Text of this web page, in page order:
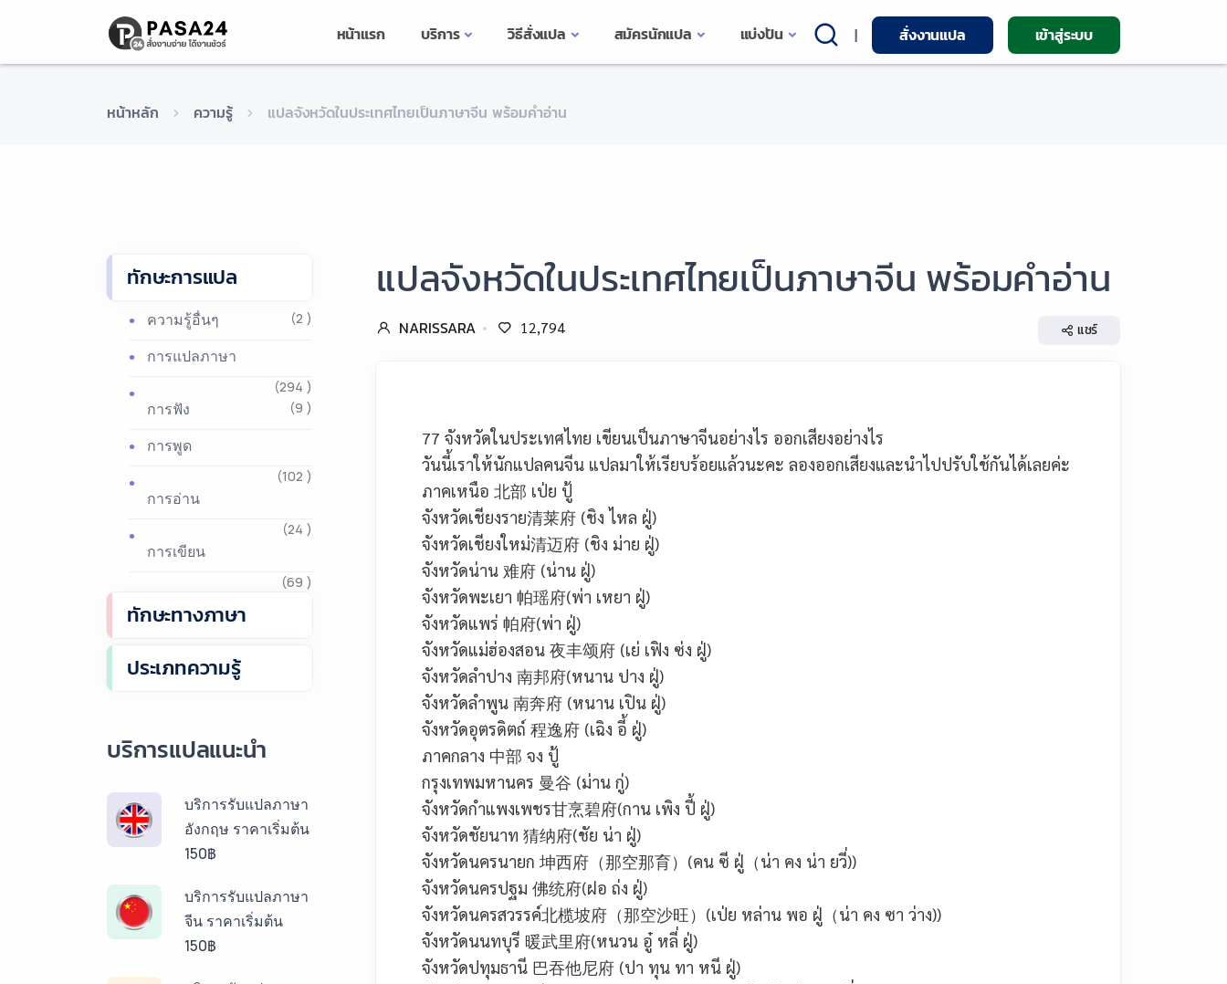
หน้าแรก บริการ วิธีสั่งแปล สมัครนักแปล แบ่งปัน | สั่งงานแปล เข้าสู่ระบบ
หน้าหลัก ความรู้ แปลจังหวัดในประเทศไทยเป็นภาษาจีน พร้อมคำอ่าน
แปลจังหวัดในประเทศไทยเป็นภาษาจีน พร้อมคำอ่าน
NARISSARA 12,794 แชร์
77 จังหวัดในประเทศไทย เขียนเป็นภาษาจีนอย่างไร ออกเสียงอย่างไร
วันนี้เราให้นักแปลคนจีน แปลมาให้เรียบร้อยแล้วนะคะ ลองออกเสียงและนำไปปรับใช้กันได้เลยค่ะ
ภาคเหนือ 北部 เป่ย ปู้
จังหวัดเชียงราย清莱府 (ชิง ไหล ฝู่)
จังหวัดเชียงใหม่清迈府 (ชิง ม่าย ฝู่)
จังหวัดน่าน 难府 (น่าน ฝู่)
จังหวัดพะเยา 帕瑶府(พ่า เหยา ฝู่)
จังหวัดแพร่ 帕府(พ่า ฝู่)
จังหวัดแม่ฮ่องสอน 夜丰颂府 (เย่ เฟิง ซ่ง ฝู่)
จังหวัดลำปาง 南邦府(หนาน ปาง ฝู่)
จังหวัดลำพูน 南奔府 (หนาน เปิน ฝู่)
จังหวัดอุตรดิตถ์ 程逸府 (เฉิง อี้ ฝู่)
ภาคกลาง 中部 จง ปู้
กรุงเทพมหานคร 曼谷 (ม่าน กู่)
จังหวัดกำแพงเพชร甘烹碧府(กาน เพิง ปี้ ฝู่)
จังหวัดชัยนาท 猜纳府(ชัย น่า ฝู่)
จังหวัดนครนายก 坤西府 （那空那育）(คน ซี ฝู่（น่า คง น่า ยวี่))
จังหวัดนครปฐม 佛统府(ฝอ ถ่ง ฝู่)
จังหวัดนครสวรรค์北榄坡府（那空沙旺） (เป่ย หล่าน พอ ฝู่（น่า คง ซา ว่าง))
จังหวัดนนทบุรี 暖武里府(หนวน อู๋ หลี่ ฝู่)
จังหวัดปทุมธานี 巴吞他尼府 (ปา ทุน ทา หนี ฝู่)
ทักษะการแปล
ความรู้อื่นๆ (2 )
การแปลภาษา
(294 )
การฟัง (9 )
การพูด
(102 )
การอ่าน
(24 )
การเขียน
(69 )
ทักษะทางภาษา
ประเภทความรู้
บริการแปลแนะนำ
บริการรับแปลภาษา
อังกฤษ ราคาเริ่มต้น
150฿
บริการรับแปลภาษา
จีน ราคาเริ่มต้น
150฿